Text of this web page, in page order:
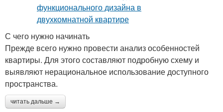
С чего нужно начинать
Прежде всего нужно провести анализ особенностей
квартиры. Для этого составляют подробную схему и
выявляют нерациональное использование доступного
пространства.
читать дальше →